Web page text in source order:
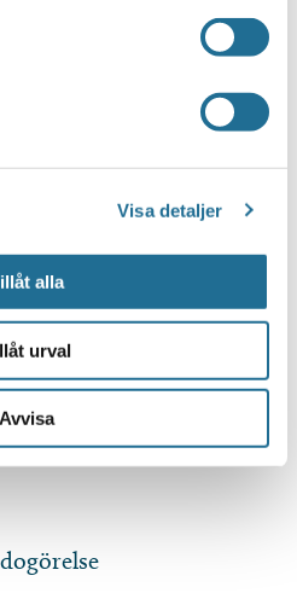
Visa detaljer
alla
urval
Avvisa
performed by Google
05